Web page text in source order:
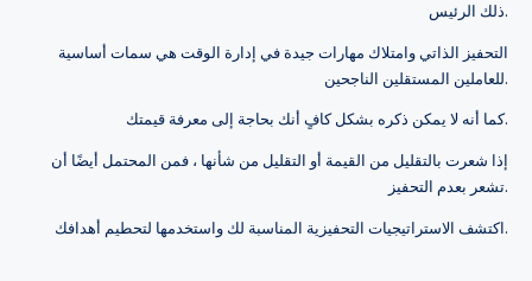
ذلك الرئيس.
التحفيز الذاتي وامتلاك مهارات جيدة في إدارة الوقت هي سمات أساسية
للعاملين المستقلين الناجحين.
كما أنه لا يمكن ذكره بشكل كافٍ أنك بحاجة إلى معرفة قيمتك.
إذا شعرت بالتقليل من القيمة أو التقليل من شأنها ، فمن المحتمل أيضًا أن
تشعر بعدم التحفيز.
اكتشف الاستراتيجيات التحفيزية المناسبة لك واستخدمها لتحطيم أهدافك.